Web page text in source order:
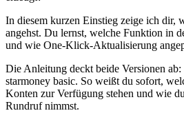
In diesem kurzen Einstieg zeige ich dir,
angehst. Du lernst, welche Funktion in
und wie One-Klick-Aktualisierung
Die Anleitung deckt beide Versionen
starmoney basic. So weißt du sofort,
Konten zur Verfügung stehen und wie
Rundruf nimmst.